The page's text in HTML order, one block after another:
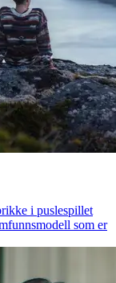
i puslespillet
som er